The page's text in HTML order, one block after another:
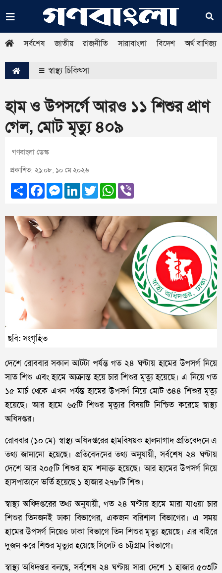
সর্বশেষ জাতীয় রাজনীতি সারাবাংলা বিদেশ অর্থ বাণিজ্য
স্বাস্থ্য চিকিৎসা
হাম ও উপসর্গে আরও ১১ শিশুর প্রাণ
গেল, মোট মৃত্যু ৪০৯
গণবাংলা ডেস্ক
প্রকাশিত: ২১:০৮, ১০ মে ২০২৬
ShareFacebookMessenger
LinkedInTwitterWhatsApp
ছবি: সংগৃহিত
দেশে রোববার সকাল আটটা পর্যন্ত গত ২৪ ঘণ্টায় হামের উপসর্গ নিয়ে
সাত শিশু এবং হামে আক্রান্ত হয়ে চার শিশুর মৃত্যু হয়েছে। এ নিয়ে গত
১৫ মার্চ থেকে এখন পর্যন্ত হামের উপসর্গ নিয়ে মোট ৩৪৪ শিশুর মৃত্যু
হয়েছে। আর হামে ৬৫টি শিশুর মৃত্যুর বিষয়টি নিশ্চিত করেছে স্বাস্থ্য
অধিদপ্তর।
রোববার (১০ মে) স্বাস্থ্য অধিদপ্তরের হামবিষয়ক হালনাগাদ প্রতিবেদনে এ
তথ্য জানানো হয়েছে। প্রতিবেদনের তথ্য অনুযায়ী, সর্বশেষ ২৪ ঘণ্টায়
দেশে আর ২০৫টি শিশুর হাম শনাক্ত হয়েছে। আর হামের উপসর্গ নিয়ে
হাসপাতালে ভর্তি হয়েছে ১ হাজার ২৭৮টি শিশু।
স্বাস্থ্য অধিদপ্তরের তথ্য অনুযায়ী, গত ২৪ ঘণ্টায় হামে মারা যাওয়া চার
শিশুর তিনজনই ঢাকা বিভাগের, একজন বরিশাল বিভাগের। এ সময়
হামের উপসর্গ নিয়েও ঢাকা বিভাগে তিন শিশুর মৃত্যু হয়েছে। এর বাইরে
দুজন করে শিশুর মৃত্যুর হয়েছে সিলেট ও চট্টগ্রাম বিভাগে।
স্বাস্থ্য অধিদপ্তর বলছে, সর্বশেষ ২৪ ঘণ্টায় সারা দেশে ১ হাজার ৫০৩টি